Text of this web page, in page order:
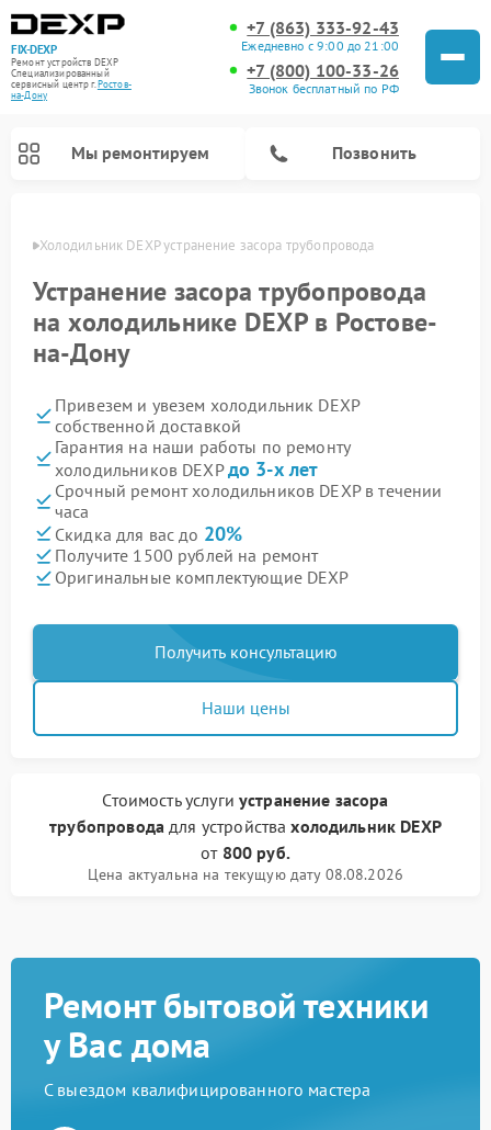
FIX-DEXP
Ремонт устройств DEXP
Специализированный
cервисный центр г.Ростов-
на-Дону
+7 (863) 333-92-43
Ежедневно с 9:00 до 21:00
+7 (800) 100-33-26
Звонок бесплатный по РФ
Мы ремонтируем Позвонить
Холодильник DEXP устранение засора трубопровода
Устранение засора трубопровода
на холодильнике DEXP в Ростове-
на-Дону
Привезем и увезем холодильник DEXP
собственной доставкой
Гарантия на наши работы по ремонту
холодильников DEXPдо 3-х лет
Срочный ремонт холодильников DEXP в течении
часа
Скидка для вас до 20%
Получите 1500 рублей на ремонт
Оригинальные комплектующие DEXP
Получить консультацию
Наши цены
Стоимость услуги устранение засора
трубопровода для устройствахолодильник DEXP
от 800 руб.
Цена актуальна на текущую дату 08.08.2026
Ремонт бытовой техники
у Вас дома
С выездом квалифицированного мастера